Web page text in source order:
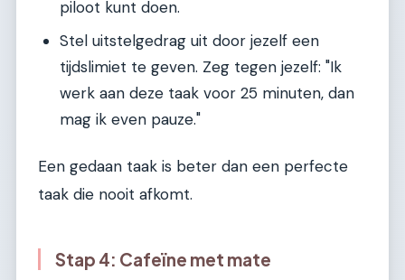
piloot kunt doen.
Stel uitstelgedrag uit door jezelf een
tijdslimiet te geven. Zeg tegen jezelf: "Ik
werk aan deze taak voor 25 minuten, dan
mag ik even pauze."
Een gedaan taak is beter dan een perfecte
taak die nooit afkomt.
Stap 4: Cafeïne met mate